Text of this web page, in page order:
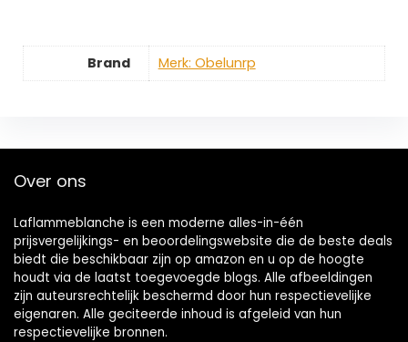
Brand Merk: Obelunrp
Over ons
Laflammeblanche is een moderne alles-in-één
prijsvergelijkings- en beoordelingswebsite die de beste deals
biedt die beschikbaar zijn op amazon en u op de hoogte
houdt via de laatst toegevoegde blogs. Alle afbeeldingen
zijn auteursrechtelijk beschermd door hun respectievelijke
eigenaren. Alle geciteerde inhoud is afgeleid van hun
respectievelijke bronnen.